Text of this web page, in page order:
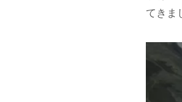
てきま